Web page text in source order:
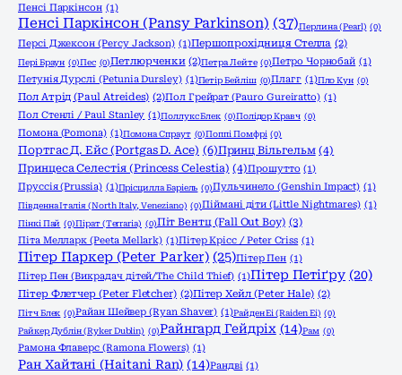
Пенсі Паркінсон (1)
Пенсі Паркінсон (Pansy Parkinson) (37)Перлина (Pearl) (0)
Персі Джексон (Percy Jackson) (1)Першопрохідниця Стелла (2)
Пері Браун (0)Пес (0)Петлюрченки (2)Петра Лейте (0)Петро Чорнобай (1)
Петунія Дурслі (Petunia Dursley) (1)Петір Бейліш (0)Плагг (1)Пло Кун (0)
Пол Атрід (Paul Atreides) (2)Пол Грейрат (Pauro Gureiratto) (1)
Пол Стенлі / Paul Stanley (1)Поллукс Блек (0)Полідор Кравч (0)
Помона (Pomona) (1)Помона Спраут (0)Поппі Помфрі (0)
Портгас Д. Ейс (Portgas D. Ace) (6)Принц Вільгельм (4)
Принцеса Селестія (Princess Celestia) (4)Прошутто (1)
Пруссія (Prussia) (1)Прісцилла Баріель (0)Пульчинело (Genshin Impact) (1)
Південна Італія (North Italy, Veneziano) (0)Піймані діти (Little Nightmares) (1)
Пінкі Пай (0)Пірат (Terraria) (0)Піт Вентц (Fall Out Boy) (3)
Піта Мелларк (Peeta Mellark) (1)Пітер Крісс / Peter Criss (1)
Пітер Паркер (Peter Parker) (25)Пітер Пен (1)
Пітер Пен (Викрадач дітей/The Child Thief) (1)Пітер Петіґру (20)
Пітер Флетчер (Peter Fletcher) (2)Пітер Хейл (Peter Hale) (2)
Пітч Блек (0)Райан Шейвер (Ryan Shaver) (1)Райден Еі (Raiden Ei) (0)
Райкер Дублін (Ryker Dublin) (0)Райнгард Гейдріх (14)Рам (0)
Рамона Флаверс (Ramona Flowers) (1)
Ран Хайтані (Haitani Ran) (14)Рандві (1)